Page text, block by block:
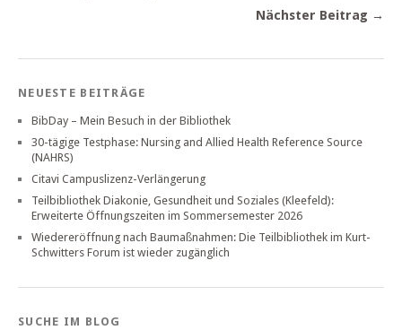
Nächster Beitrag →
NEUESTE BEITRÄGE
BibDay – Mein Besuch in der Bibliothek
30-tägige Testphase: Nursing and Allied Health Reference Source
(NAHRS)
Citavi Campuslizenz-Verlängerung
Teilbibliothek Diakonie, Gesundheit und Soziales (Kleefeld):
Erweiterte Öffnungszeiten im Sommersemester 2026
Wiedereröffnung nach Baumaßnahmen: Die Teilbibliothek im Kurt-
Schwitters Forum ist wieder zugänglich
SUCHE IM BLOG